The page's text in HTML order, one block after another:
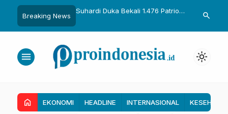
Breaking News
Gelar Sulo
Suhardi Duka Bekali 1.476 Patriot
Dasar Kebijakan Transmigrasi
Gubernur
untuk
search
menu light_mode
home EKONOMI HEADLINE INTERNASIONAL